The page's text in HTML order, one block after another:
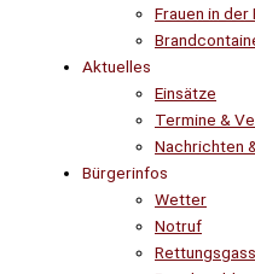
Frauen in der
Aktuelles
Einsätze
Termine &
Nachrichten
Bürgerinfos
Wetter
Notruf